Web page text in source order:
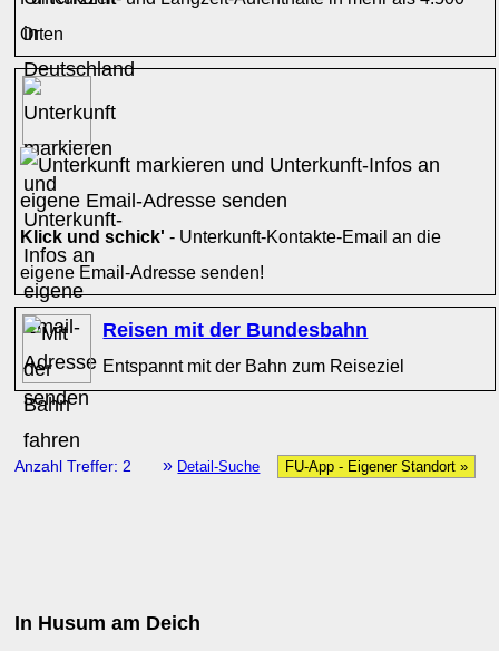
Orten
Klick und schick' - Unterkunft-Kontakte-Email an die
eigene Email-Adresse senden!
Reisen mit der Bundesbahn
Entspannt mit der Bahn zum Reiseziel
Anzahl Treffer: 2 » Detail-Suche FU-App - Eigener Standort »
In Husum am Deich